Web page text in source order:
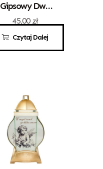
Czytaj Dalej
Gipsowy Dwa
Aniołki Z
45,00 zł